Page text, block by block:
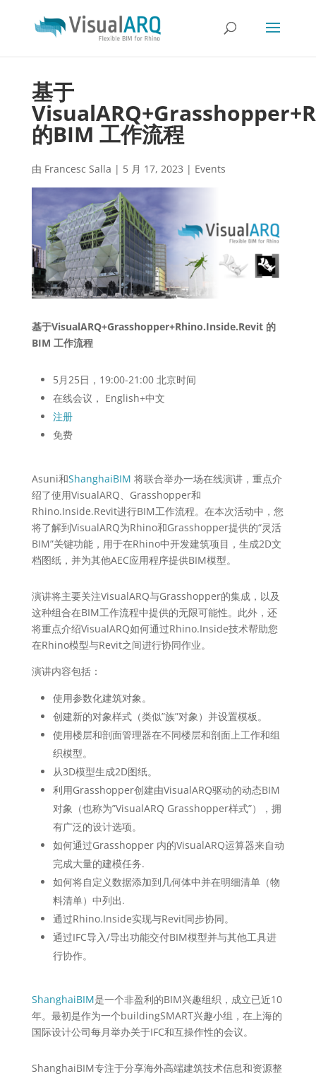
基于
的BIM 工作流程
由 Francesc Salla | 5 月 17, 2023 | Events
基于VisualARQ+Grasshopper+Rhino.Inside.Revit 的
BIM 工作流程
5月25日，19:00-21:00 北京时间
在线会议， English+中文
注册
免费
Asuni和ShanghaiBIM 将联合举办一场在线演讲，重点介
绍了使用VisualARQ Grasshopper和
Rhino.Inside.Revit进行BIM工作流程。在本次活动中 ， 您
将了解到VisualARQ为Rhino和Grasshopper提供的“灵活
BIM”关键功能， 用于在Rhino中开发建筑项目 ， 生成2D文
档图纸， 并为其他AEC应用程序提供BIM模型。
演讲将主要关注VisualARQ与Grasshopper的集成，以及
这种组合在BIM工作流程中提供的无限可能性。此外，还
将重点介绍VisualARQ如何通过Rhino.Inside技术帮助您
在Rhino模型与Revit之间进行协同作业。
演讲内容包括：
使用参数化建筑对象。
创建新的对象样式（类似”族”对象）并设置模板。
使用楼层和剖面管理器在不同楼层和剖面上工作和组
织模型。
从3D模型生成2D图纸。
利用Grasshopper创建由VisualARQ驱动的动态BIM
对象（也称为”VisualARQ Grasshopper样式”），拥
有广泛的设计选项。
如何通过Grasshopper 内的VisualARQ运算器来自动
完成大量的建模任务.
如何将自定义数据添加到几何体中并在明细清单（物
料清单）中列出.
通过Rhino.Inside实现与Revit同步协同。
通过IFC导入/导出功能交付BIM模型并与其他工具进
行协作。
ShanghaiBIM是一个非盈利的BIM兴趣组织，成立已近10
年。最初是作为一个buildingSMART兴趣小组 ， 在上海的
国际设计公司每月举办关于IFC和互操作性的会议。
ShanghaiBIM专注于分享海外高端建筑技术信息和资源整